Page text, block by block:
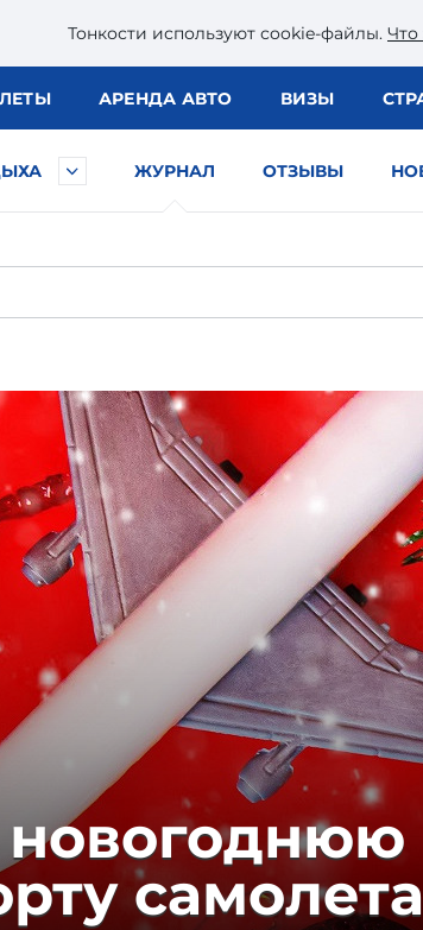
Тонкости используют сookie-файлы. Что
АРЕНДА АВТО ВИЗЫ
ЖУРНАЛ ОТЗЫВЫ